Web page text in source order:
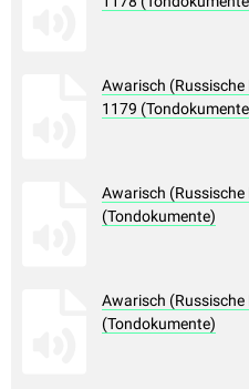
Awarisch
1179
Awarisch
(Tondokumente)
Awarisch
(Tondokumente)